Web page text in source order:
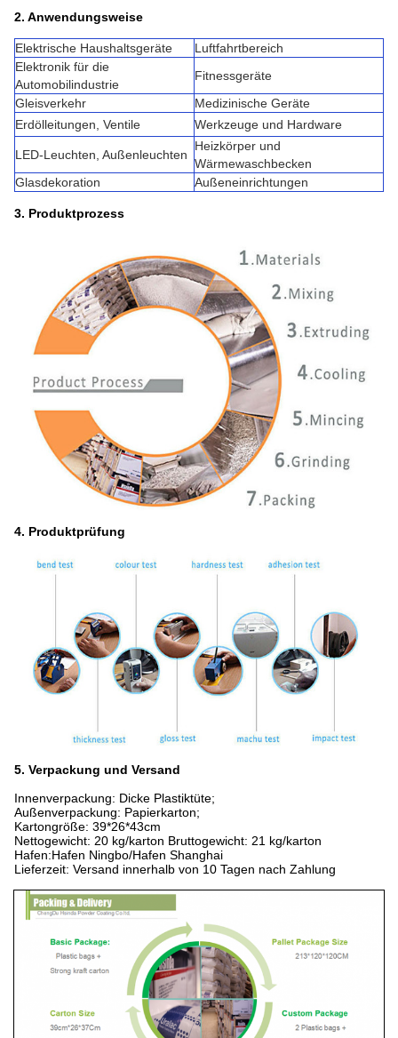
2. Anwendungsweise
Elektrische Haushaltsgeräte
Luftfahrtbereich
Elektronik für die
Automobilindustrie
Fitnessgeräte
Gleisverkehr
Medizinische Geräte
Erdölleitungen, Ventile
Werkzeuge und Hardware
LED-Leuchten, Außenleuchten
Heizkörper und
Wärmewaschbecken
Glasdekoration
Außeneinrichtungen
3. Produktprozess
4. Produktprüfung
5. Verpackung und Versand
Innenverpackung: Dicke Plastiktüte;
Außenverpackung: Papierkarton;
Kartongröße: 39*26*43cm
Nettogewicht: 20 kg/karton Bruttogewicht: 21 kg/karton
Hafen:Hafen Ningbo/Hafen Shanghai
Lieferzeit: Versand innerhalb von 10 Tagen nach Zahlung